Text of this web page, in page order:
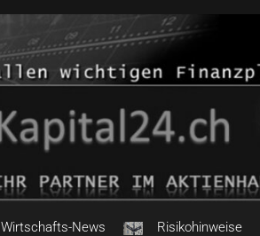
Wirtschafts-News Risikohinweise